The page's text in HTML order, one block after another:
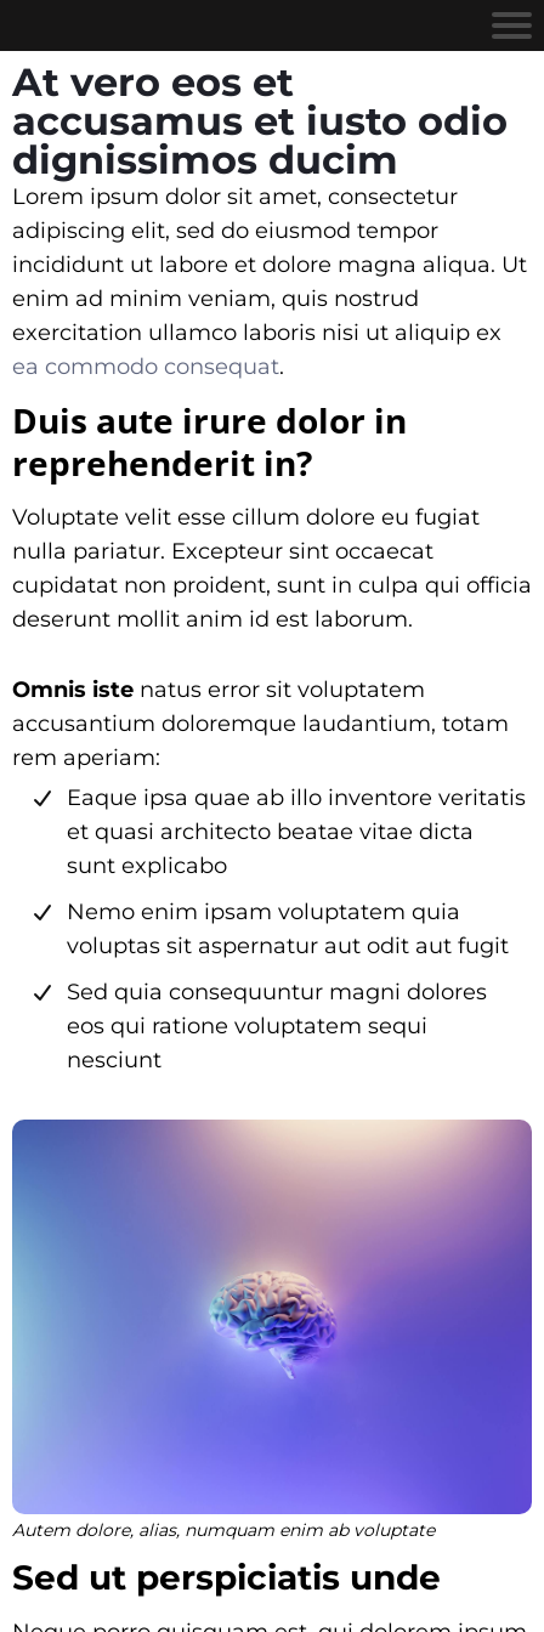
At vero eos et
accusamus et iusto odio
dignissimos ducim
Lorem ipsum dolor sit amet, consectetur
adipiscing elit, sed do eiusmod tempor
incididunt ut labore et dolore magna aliqua. Ut
enim ad minim veniam, quis nostrud
exercitation ullamco laboris nisi ut aliquip ex
ea commodo consequat.
Duis aute irure dolor in
reprehenderit in?
Voluptate velit esse cillum dolore eu fugiat
nulla pariatur. Excepteur sint occaecat
cupidatat non proident, sunt in culpa qui officia
deserunt mollit anim id est laborum.
Omnis iste natus error sit voluptatem
accusantium doloremque laudantium, totam
rem aperiam:
Eaque ipsa quae ab illo inventore veritatis
et quasi architecto beatae vitae dicta
sunt explicabo
Nemo enim ipsam voluptatem quia
voluptas sit aspernatur aut odit aut fugit
Sed quia consequuntur magni dolores
eos qui ratione voluptatem sequi
nesciunt
Autem dolore, alias, numquam enim ab voluptate
Sed ut perspiciatis unde